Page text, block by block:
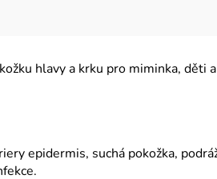
hlavy a krku pro miminka, děti
epidermis, suchá pokožka,